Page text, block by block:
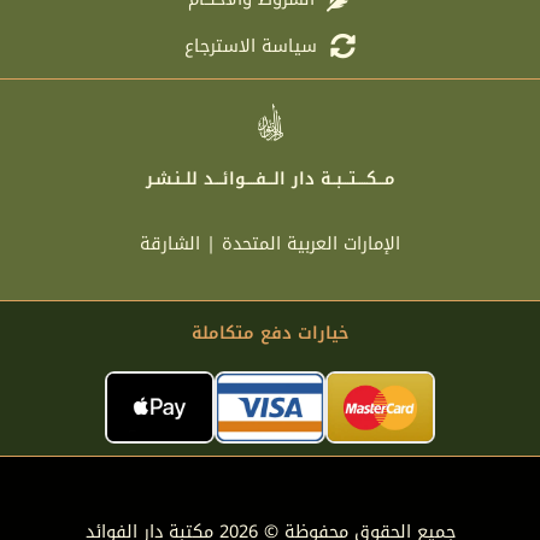
سياسة الاسترجاع
مـــكــــتـــبــة دار الـــفــــوائـــد للــنـشـر
الإمارات العربية المتحدة | الشارقة
خيارات دفع متكاملة
جميع الحقوق محفوظة © 2026 مكتبة دار الفوائد